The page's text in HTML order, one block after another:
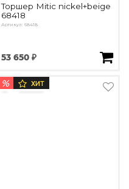
Торшер Mitic nickel+beige
68418
Артикул: 68418
53 650 ₽
% ХИТ